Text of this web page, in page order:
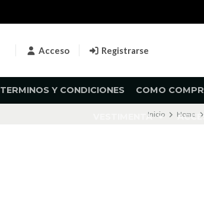
Acceso Registrarse
TERMINOS Y CONDICIONES COMO
VESTIMENTAInicio Home